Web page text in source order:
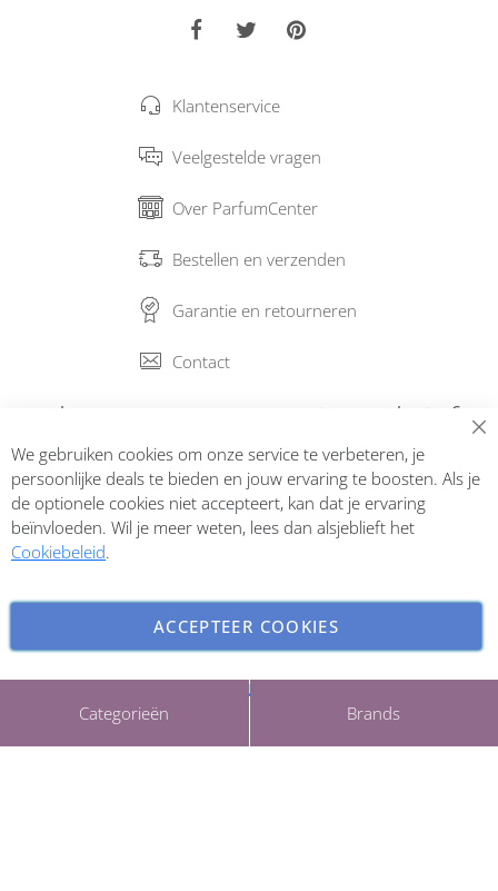
Categorieën Brands
Klantenservice
Veelgestelde vragen
Over ParfumCenter
Bestellen en verzenden
Garantie en retourneren
Contact
Abonneer op onze nieuwsbrief
Inschrijven
Copyright © 2026 ParfumCenter.nl. All rights reserved.
We gebruiken cookies om onze service te verbeteren, je
persoonlijke deals te bieden en jouw ervaring te boosten. Als je
de optionele cookies niet accepteert, kan dat je ervaring
beïnvloeden. Wil je meer weten, lees dan alsjeblieft het
Cookiebeleid.
ACCEPTEER COOKIES
INSTELLINGEN AANPASSEN